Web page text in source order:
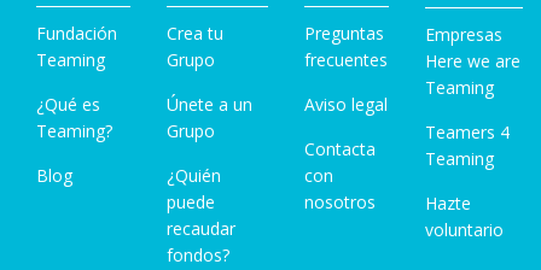
Fundación
Teaming
¿Qué es
Teaming?
Blog
Crea tu
Grupo
Únete a un
Grupo
¿Quién
puede
recaudar
fondos?
Preguntas
frecuentes
Aviso legal
Contacta
con
nosotros
Empresas
Here we are
Teaming
Teamers 4
Teaming
Hazte
voluntario